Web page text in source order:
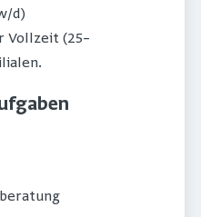
d)
Vollzeit (25–